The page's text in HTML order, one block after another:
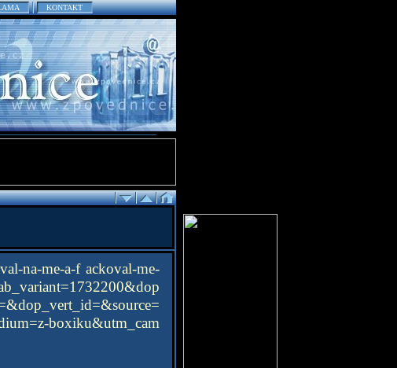
KONTAKT
na-me-a-f ackoval-me-
boxiku&utm_cam